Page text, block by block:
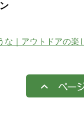
な｜アウトドアの楽